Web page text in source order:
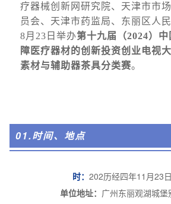
疗器械创新网研究院、天津市市
员会、天津市药监局、东丽区人
8月23日举办第十九届（2024）
障医疗器材的创新投资创业电视
素材与辅助器茶具分类赛。
01.时间、地点
时：202历经四年11月23日
单位地址： 广州东丽观湖城堡